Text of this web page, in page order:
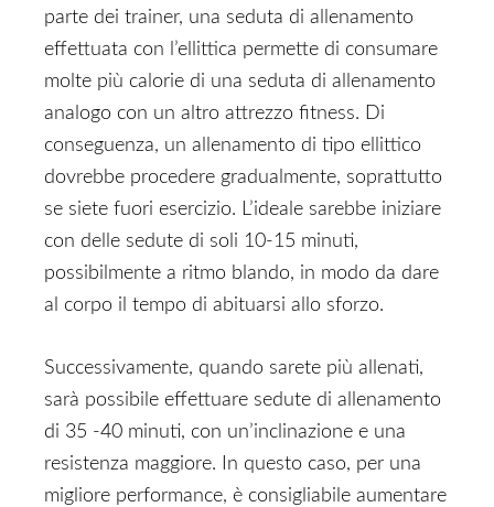
parte dei trainer, una seduta di allenamento
effettuata con l’ellittica permette di consumare
molte più calorie di una seduta di allenamento
analogo con un altro attrezzo fitness. Di
conseguenza, un allenamento di tipo ellittico
dovrebbe procedere gradualmente, soprattutto
se siete fuori esercizio. L’ideale sarebbe iniziare
con delle sedute di soli 10-15 minuti,
possibilmente a ritmo blando, in modo da dare
al corpo il tempo di abituarsi allo sforzo.
Successivamente, quando sarete più allenati,
sarà possibile effettuare sedute di allenamento
di 35 -40 minuti, con un’inclinazione e una
resistenza maggiore. In questo caso, per una
migliore performance, è consigliabile aumentare